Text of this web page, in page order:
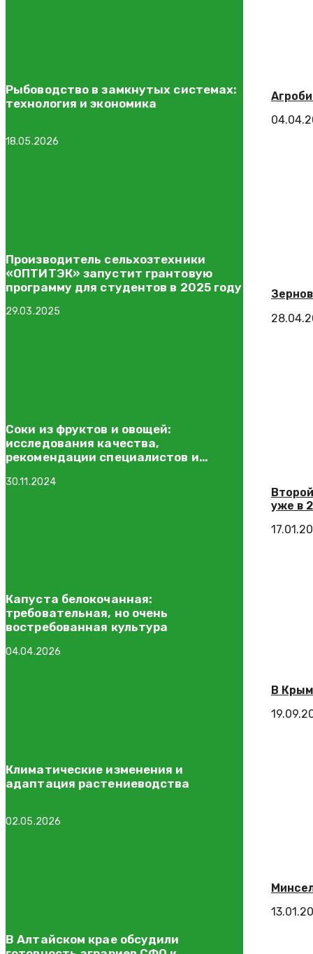
уже в
В
Рыбоводство в замкнутых системах:
технология и экономика
18.05.2026
Производитель сельхозтехники
«ОПТИТЭК» запустит грантовую
программу для студентов в 2025 году
29.03.2025
Соки из фруктов и овощей:
исследования качества,
рекомендации специалистов и
30.11.2024
Капуста белокочанная:
требовательная, но очень
востребованная культура
04.04.2026
Климатические изменения и
адаптация растениеводства
02.05.2026
В Алтайском крае обсудили